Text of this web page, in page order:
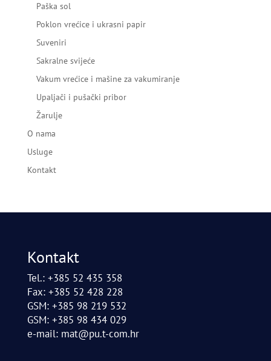
Paška sol
Poklon vrećice i ukrasni papir
Suveniri
Sakralne svijeće
Vakum vrećice i mašine za vakumiranje
Upaljači i pušački pribor
Žarulje
O nama
Usluge
Kontakt
Kontakt
Tel.: +385 52 435 358
Fax: +385 52 428 228
GSM: +385 98 219 532
GSM: +385 98 434 029
e-mail: mat@pu.t-com.hr